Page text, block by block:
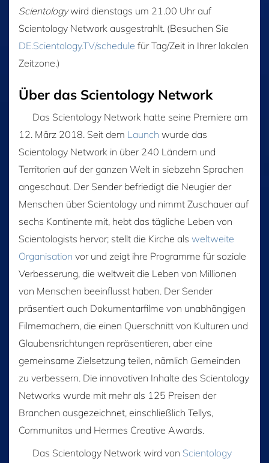
Scientologywird dienstags um 21.00 Uhr auf
Scientology Network ausgestrahlt. (Besuchen Sie
DE.Scientology.TV/schedule für Tag/Zeit in Ihrer lokalen
Zeitzone.)
Über das Scientology Network
Das Scientology Network hatte seine Premiere am
12. März 2018. Seit dem Launch wurde das
Scientology Network in über 240 Ländern und
Territorien auf der ganzen Welt in siebzehn Sprachen
angeschaut. Der Sender befriedigt die Neugier der
Menschen über Scientology und nimmt Zuschauer auf
sechs Kontinente mit, hebt das tägliche Leben von
Scientologists hervor; stellt die Kirche als weltweite
Organisation vor und zeigt ihre Programme für soziale
Verbesserung, die weltweit die Leben von Millionen
von Menschen beeinflusst haben. Der Sender
präsentiert auch Dokumentarfilme von unabhängigen
Filmemachern, die einen Querschnitt von Kulturen und
Glaubensrichtungen repräsentieren, aber eine
gemeinsame Zielsetzung teilen, nämlich Gemeinden
zu verbessern. Die innovativen Inhalte des Scientology
Networks wurde mit mehr als 125 Preisen der
Branchen ausgezeichnet, einschließlich Tellys,
Communitas und Hermes Creative Awards.
Das Scientology Network wird von Scientology